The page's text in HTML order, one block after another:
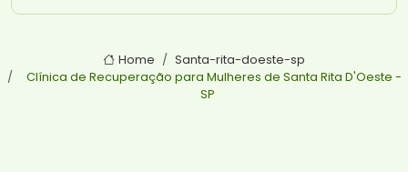
Home
Santa-rita-doeste-sp
Clínica de Recuperação para Mulheres de Santa Rita D'Oeste -
SP